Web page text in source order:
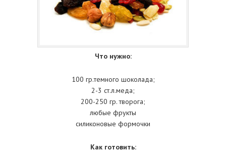
Что нужно:
100 гр.темного шоколада;
2-3 ст.л.меда;
200-250 гр. творога;
любые фрукты
силиконовые формочки
Как готовить: